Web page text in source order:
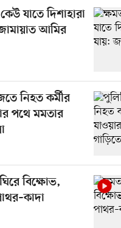
যাতে দিশাহারা
আমির
নিহত কর্মীর
পথে মমতার
বিক্ষোভ,